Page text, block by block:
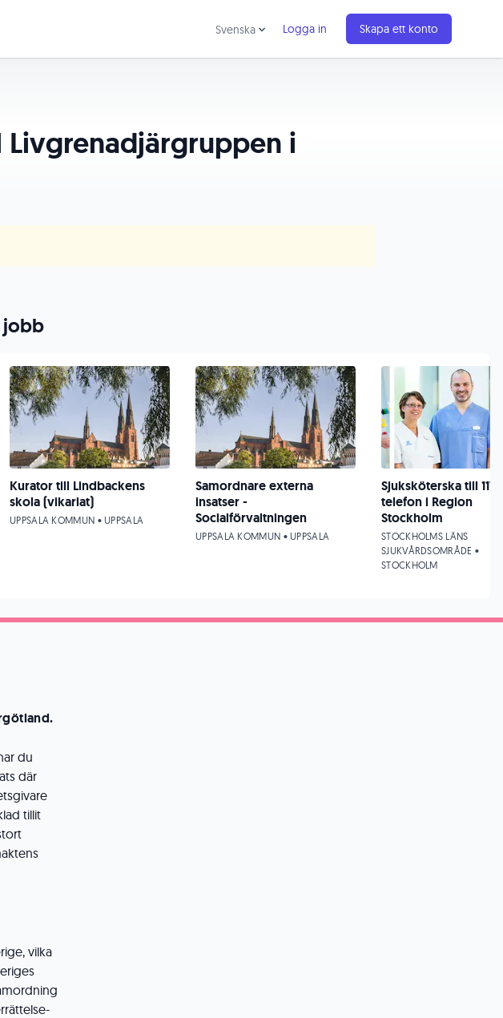
Svenska Logga in Skapa ett konto
i
du
där
tillit
vilka
jobb
Kurator till Lindbackens
skola (vikariat)
UPPSALA KOMMUN • UPPSALA
Samordnare externa
insatser -
Socialförvaltningen
UPPSALA KOMMUN • UPPSALA
Sjuksköterska till
telefon i Region
Stockholm
STOCKHOLMS LÄNS
SJUKVÅRDSOMRÅDE •
STOCKHOLM